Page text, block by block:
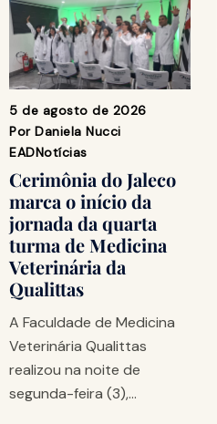
5 de agosto de 2026
Por Daniela Nucci
EADNotícias
Cerimônia do Jaleco
marca o início da
jornada da quarta
turma de Medicina
Veterinária da
Qualittas
A Faculdade de Medicina
Veterinária Qualittas
realizou na noite de
segunda-feira (3),…